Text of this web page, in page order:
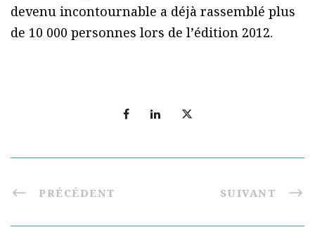
devenu incontournable a déjà rassemblé plus
de 10 000 personnes lors de lʼédition 2012.
PRÉCÉDENT SUIVANT